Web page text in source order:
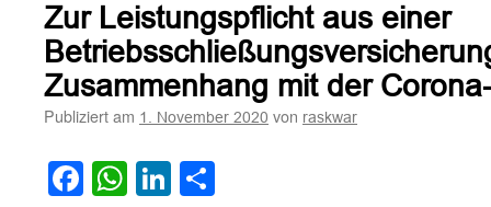
aus
Zur Leistungspflicht aus einer
Zusammenhang mit der
Publiziert am 1. November 2020 von raskwar
Facebook
WhatsApp
LinkedIn